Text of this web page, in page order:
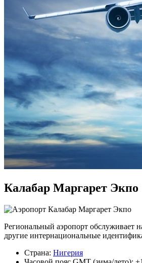
Калабар Маргарет Экпо
Региональный аэропорт обслуживает
другие интернациональные
Страна: Нигерия